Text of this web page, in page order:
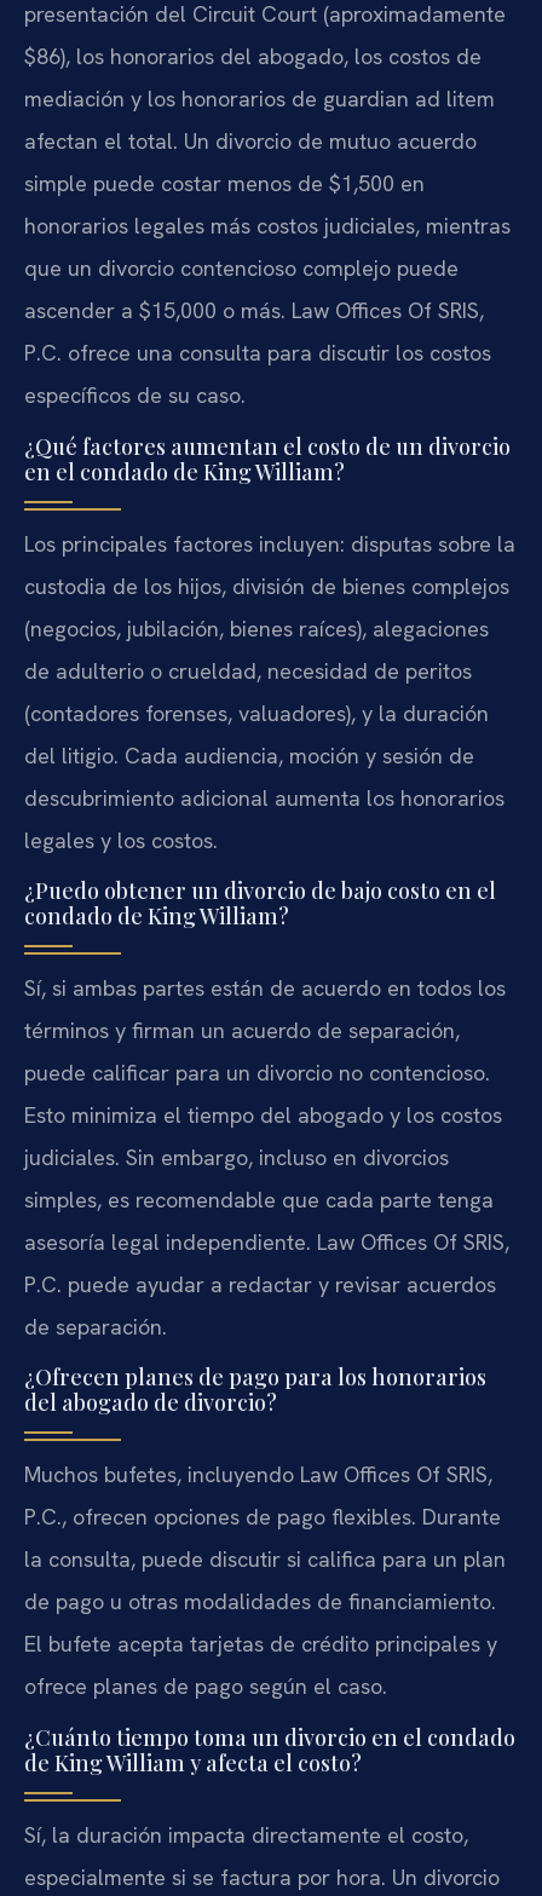
presentación del Circuit Court (aproximadamente
$86), los honorarios del abogado, los costos de
mediación y los honorarios de guardian ad litem
afectan el total. Un divorcio de mutuo acuerdo
simple puede costar menos de $1,500 en
honorarios legales más costos judiciales, mientras
que un divorcio contencioso complejo puede
ascender a $15,000 o más. Law Offices Of SRIS,
P.C. ofrece una consulta para discutir los costos
específicos de su caso.
¿Qué factores aumentan el costo de un divorcio
en el condado de King William?
Los principales factores incluyen: disputas sobre la
custodia de los hijos, división de bienes complejos
(negocios, jubilación, bienes raíces), alegaciones
de adulterio o crueldad, necesidad de peritos
(contadores forenses, valuadores), y la duración
del litigio. Cada audiencia, moción y sesión de
descubrimiento adicional aumenta los honorarios
legales y los costos.
¿Puedo obtener un divorcio de bajo costo en el
condado de King William?
Sí, si ambas partes están de acuerdo en todos los
términos y firman un acuerdo de separación,
puede calificar para un divorcio no contencioso.
Esto minimiza el tiempo del abogado y los costos
judiciales. Sin embargo, incluso en divorcios
simples, es recomendable que cada parte tenga
asesoría legal independiente. Law Offices Of SRIS,
P.C. puede ayudar a redactar y revisar acuerdos
de separación.
¿Ofrecen planes de pago para los honorarios
del abogado de divorcio?
Muchos bufetes, incluyendo Law Offices Of SRIS,
P.C., ofrecen opciones de pago flexibles. Durante
la consulta, puede discutir si califica para un plan
de pago u otras modalidades de financiamiento.
El bufete acepta tarjetas de crédito principales y
ofrece planes de pago según el caso.
¿Cuánto tiempo toma un divorcio en el condado
de King William y afecta el costo?
Sí, la duración impacta directamente el costo,
especialmente si se factura por hora. Un divorcio